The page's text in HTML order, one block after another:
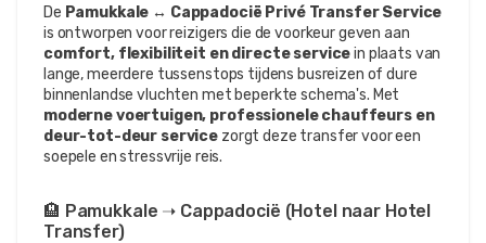
De Pamukkale ↔ Cappadocië Privé Transfer Service
comfort, flexibiliteit en directe service in plaats van
lange, meerdere tussenstops tijdens busreizen of dure
moderne voertuigen, professionele chauffeurs en
deur-tot-deur service zorgt deze transfer voor een
soepele en stressvrije reis.
🏨 Pamukkale ➝ Cappadocië (Hotel naar Hotel
Transfer)